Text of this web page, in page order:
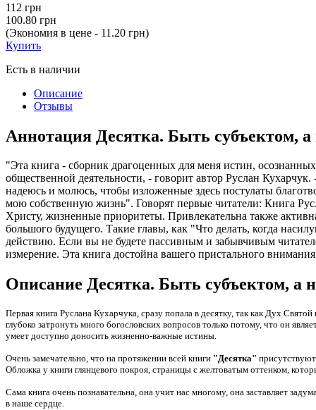
112 грн
100.80 грн
(Экономия в цене - 11.20 грн)
Купить
Есть в наличии
Описание
Отзывы
Аннотация Десятка. Быть субъектом, а
"Эта книга - сборник драгоценных для меня истин,
общественной деятельности, - говорит автор Руслан
надеюсь и молюсь, чтобы изложенные здесь постулаты
мою собственную жизнь". Говорят первые читатели: Книга
Христу, жизненные приоритеты. Привлекательна также
большого будущего. Такие главы, как "Что делать, когда
действию. Если вы не будете пассивным и забывчивым
измерение. Эта книга достойна вашего пристального
Описание Десятка. Быть субъектом, а
Первая книга Руслана Кухарчука, сразу попала в десятку, так как Дух
глубоко затронуть много богословских вопросов только потому, что он
умеет доступно доносить жизненно-важные истины.
Очень замечательно, что на протяжении всей книги "Десятка"
Обложка у книги глянцевого покроя, страницы с желтоватым оттенком,
Сама книга очень познавательна, она учит нас многому, она заставляет
в наше сердце.